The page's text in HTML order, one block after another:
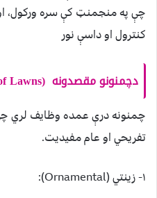
چې په منجمنټ كې سره وركول،
كنترول او داسې نور
دچمنونو مقصدونه (Purposes of Lawns):
چمنونه درې عمده وظايف لري
تفريحي او عام مفيديت.
۱- زينتي (Ornamental):